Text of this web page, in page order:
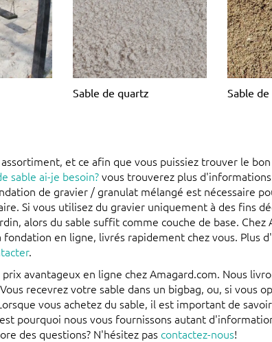
Sable de quartz Sable de
et ce afin que vous puissiez trouver le
sable ai-je besoin?vous trouverez plus
de gravier / granulat mélangé est nécessaire
Si vous utilisez du gravier uniquement à des fins
alors du sable suffit comme couche de base. Chez
en ligne, livrés rapidement chez vous. Plus
.
avantageux en ligne chez Amagard.com. Nous
recevrez votre sable dans un bigbag, ou, si vous
vous achetez du sable, il est important de
pourquoi nous vous fournissons autant
des questions? N'hésitez pas contactez-nous!